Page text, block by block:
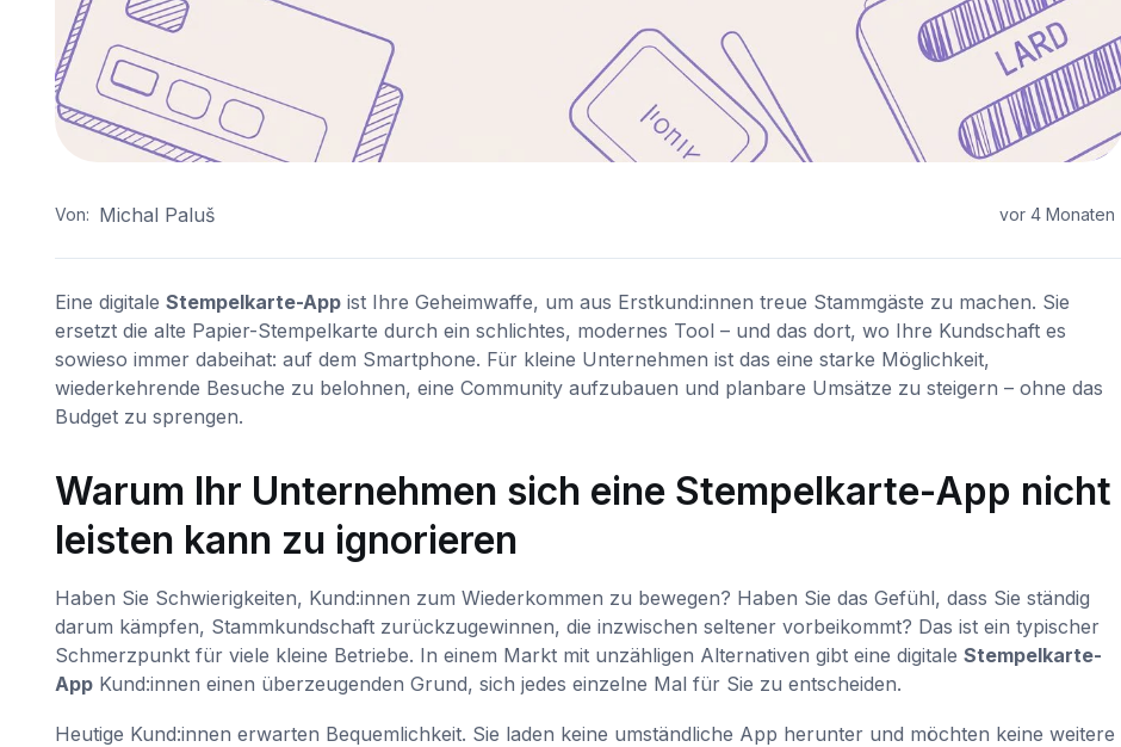
Von: Michal Paluš vor 4 Monaten
Eine digitale Stempelkarte-Appist Ihre Geheimwaffe, um aus Erstkund:innen treue Stammgäste zu machen. Sie
ersetzt die alte Papier-Stempelkarte durch ein schlichtes, modernes Tool – und das dort, wo Ihre Kundschaft es
sowieso immer dabeihat: auf dem Smartphone. Für kleine Unternehmen ist das eine starke Möglichkeit,
wiederkehrende Besuche zu belohnen, eine Community aufzubauen und planbare Umsätze zu steigern – ohne das
Budget zu sprengen.
Warum Ihr Unternehmen sich eine Stempelkarte-App nicht
leisten kann zu ignorieren
Haben Sie Schwierigkeiten, Kund:innen zum Wiederkommen zu bewegen? Haben Sie das Gefühl, dass Sie ständig
darum kämpfen, Stammkundschaft zurückzugewinnen, die inzwischen seltener vorbeikommt? Das ist ein typischer
Schmerzpunkt für viele kleine Betriebe. In einem Markt mit unzähligen Alternativen gibt eine digitale Stempelkarte-
AppKund:innen einen überzeugenden Grund, sich jedes einzelne Mal für Sie zu entscheiden.
Heutige Kund:innen erwarten Bequemlichkeit. Sie laden keine umständliche App herunter und möchten keine weitere